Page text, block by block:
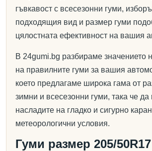
гъвкавост с всесезонни гуми,
подходящия вид и размер гуми
цялостната ефективност на вашия
В 24gumi.bg разбираме значението
на правилните гуми за вашия
което предлагаме широка гама от
зимни и всесезонни гуми, така че
насладите на гладко и сигурно
метеорологични условия.
Гуми размер 205/50R17